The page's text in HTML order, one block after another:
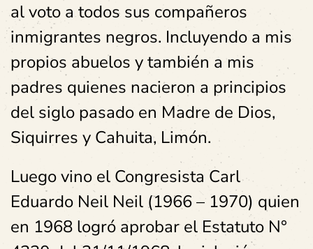
al voto a todos sus compañeros
inmigrantes negros. Incluyendo a mis
propios abuelos y también a mis
padres quienes nacieron a principios
del siglo pasado en Madre de Dios,
Siquirres y Cahuita, Limón.
Luego vino el Congresista Carl
Eduardo Neil Neil (1966 – 1970) quien
en 1968 logró aprobar el Estatuto N°